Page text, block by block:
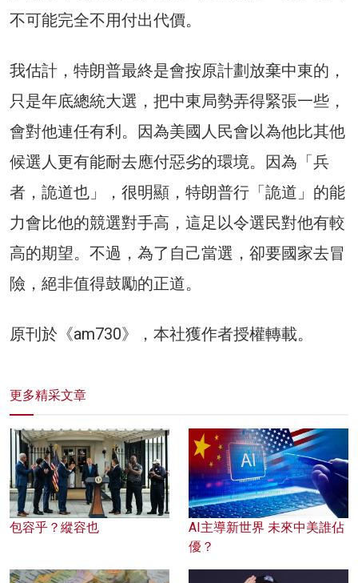
不可能完全不用付出代價。
我估計，特朗普最終是會按原計劃放棄中東的，
只是年底總統大選，把中東局勢弄得緊張一些，
會對他連任有利。因為美國人民會以為他比其他
候選人更有能耐去應付惡劣的環境。因為「兵
者，詭道也」，很明顯，特朗普行「詭道」的能
力會比他的競選對手高，這足以令選民對他有較
高的期望。不過，為了自己當選，卻要國家去冒
險，絕非值得鼓勵的正道。
原刊於《am730》，本社獲作者授權轉載。
更多精采文章
包容乎？縱容也
AI主導新世界 未來中美誰佔
優？